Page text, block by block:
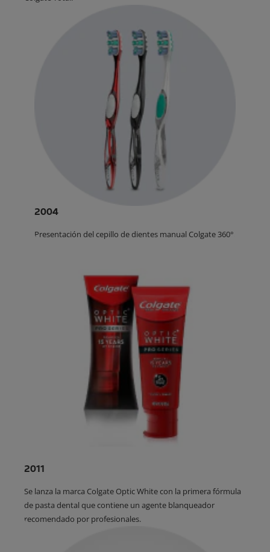
2004
Presentación del cepillo de dientes manual Colgate 360°.
2011
Se lanza la marca Colgate Optic White con la primera fórmula
de pasta dental que contiene un agente blanqueador
recomendado por profesionales.